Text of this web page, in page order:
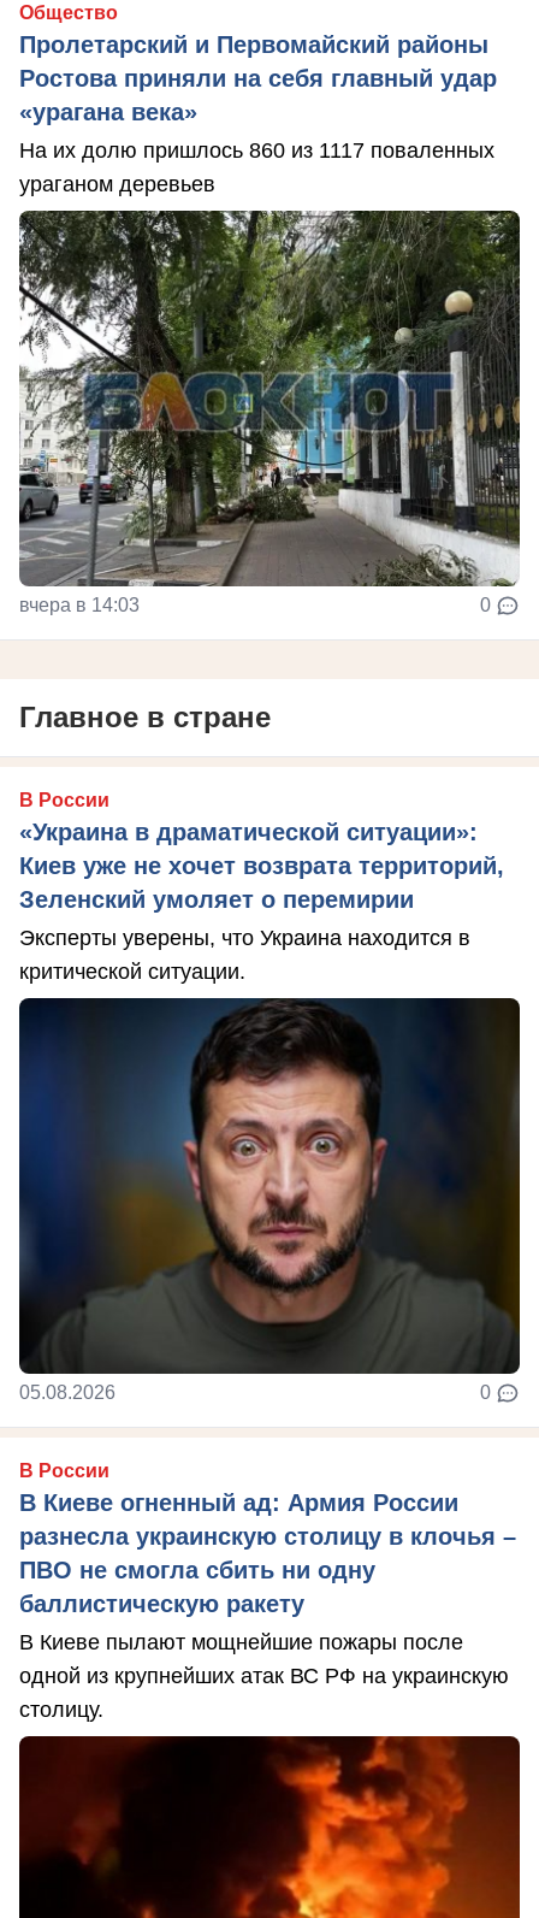
Общество
Пролетарский и Первомайский районы
Ростова приняли на себя главный удар
«урагана века»
На их долю пришлось 860 из 1117 поваленных
ураганом деревьев
вчера в 14:03 0
Главное в стране
В России
«Украина в драматической ситуации»:
Киев уже не хочет возврата территорий,
Зеленский умоляет о перемирии
Эксперты уверены, что Украина находится в
критической ситуации.
05.08.2026 0
В России
В Киеве огненный ад: Армия России
разнесла украинскую столицу в клочья –
ПВО не смогла сбить ни одну
баллистическую ракету
В Киеве пылают мощнейшие пожары после
одной из крупнейших атак ВС РФ на украинскую
столицу.